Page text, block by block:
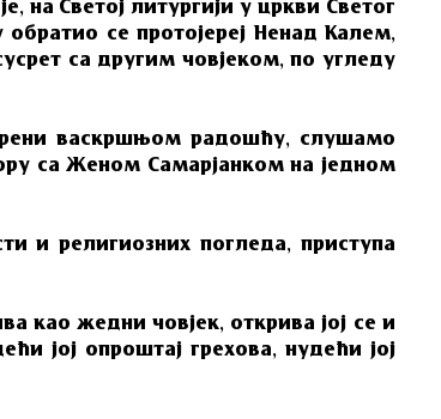
на Светој литургији у цркви Светог
се протојереј Ненад Калем,
са другим човјеком, по угледу
васкршњом радошћу, слушамо
са Женом Самарјанком на једном
и религиозних погледа, приступа
као жедни човјек, открива јој се и
јој опроштај грехова, нудећи јој